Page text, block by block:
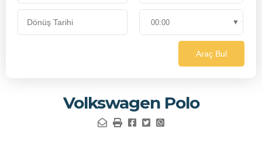
Araç Bul
Volkswagen Polo